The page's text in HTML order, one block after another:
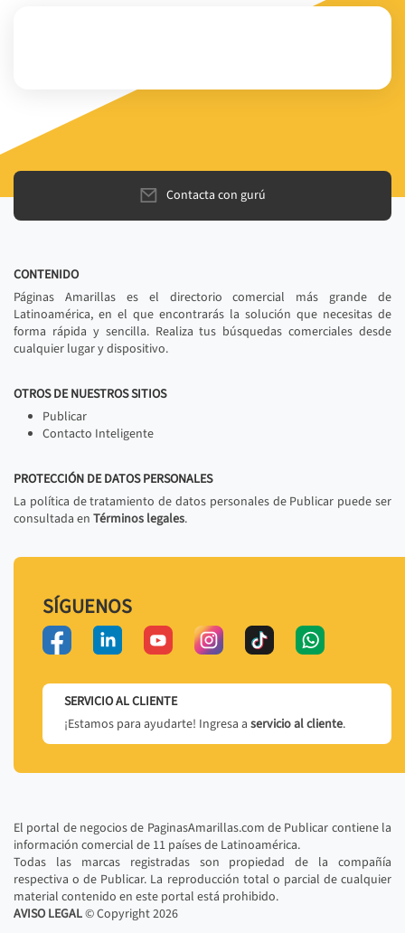
Contacta con gurú
CONTENIDO
Páginas Amarillas es el directorio comercial más grande de
Latinoamérica, en el que encontrarás la solución que necesitas de
forma rápida y sencilla. Realiza tus búsquedas comerciales desde
cualquier lugar y dispositivo.
OTROS DE NUESTROS SITIOS
Publicar
Contacto Inteligente
PROTECCIÓN DE DATOS PERSONALES
La política de tratamiento de datos personales de Publicar puede ser
consultada en Términos legales.
SÍGUENOS
SERVICIO AL CLIENTE
¡Estamos para ayudarte! Ingresa a servicio al cliente.
El portal de negocios de PaginasAmarillas.com de Publicar contiene la
información comercial de 11 países de Latinoamérica.
Todas las marcas registradas son propiedad de la compañía
respectiva o de Publicar. La reproducción total o parcial de cualquier
material contenido en este portal está prohibido.
AVISO LEGAL© Copyright2026